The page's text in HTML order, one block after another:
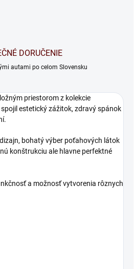
DORUČENIE
autami po celom Slovensku
priestorom z kolekcie
estetický zážitok, zdravý spánok
bohatý výber poťahových látok
konštrukciu ale hlavne perfektné
a možnosť vytvorenia rôznych